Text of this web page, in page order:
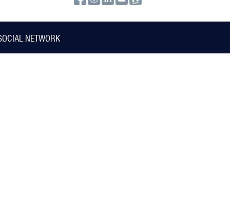
NETWORK